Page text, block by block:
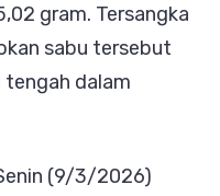
gram. Tersangka
sabu tersebut
tengah dalam
(9/3/2026)